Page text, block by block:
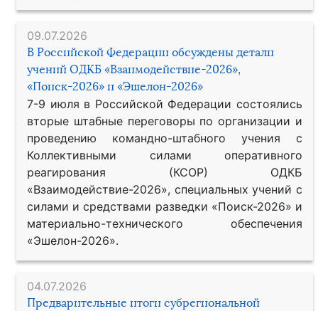
09.07.2026
В Российской Федерации обсуждены детали
учений ОДКБ «Взаимодействие-2026»,
«Поиск-2026» и «Эшелон-2026»
7-9 июля в Российской Федерации состоялись
вторые штабные переговоры по организации и
проведению командно-штабного учения с
Коллективными силами оперативного
реагирования (КСОР) ОДКБ
«Взаимодействие-2026», специальных учений с
силами и средствами разведки «Поиск-2026» и
материально-технического обеспечения
«Эшелон-2026».
04.07.2026
Предварительные итоги субрегиональной